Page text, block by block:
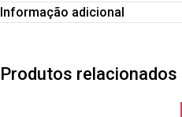
Informação adicional
Produtos relacionados